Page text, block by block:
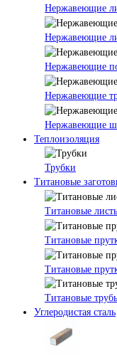
Нержавеющие
Нержавеющие
Нержавеющие
Нержавеющие
Нержавеющие
Теплоизоляция
Трубки
Титановые
Титановые
Титановые
Титановые
Титановые
Углеродистая сталь